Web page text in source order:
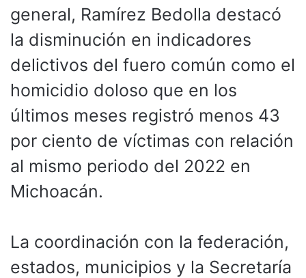
general, Ramírez Bedolla destacó
la disminución en indicadores
delictivos del fuero común como el
homicidio doloso que en los
últimos meses registró menos 43
por ciento de víctimas con relación
al mismo periodo del 2022 en
Michoacán.
La coordinación con la federación,
estados, municipios y la Secretaría